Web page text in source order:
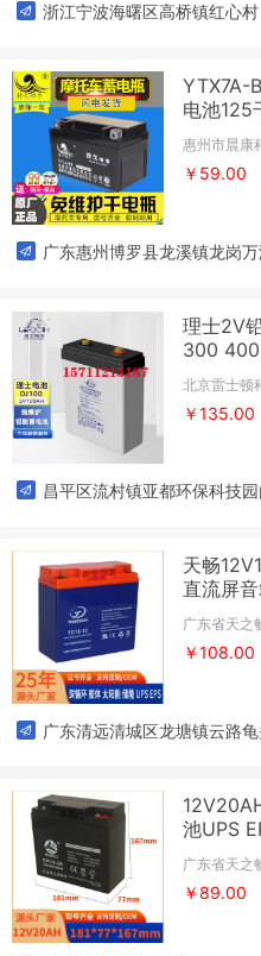
浙江宁波海曙区高桥镇红心村
YTX7A-
电池125
惠州市晨康
￥59.00
广东惠州博罗县龙溪镇龙岗
理士2V
300 400
北京雷士顿
￥135.00
昌平区流村镇亚都环保科技园
天畅
直流屏
广东省天之
￥108.00
广东清远清城区龙塘镇云路
池UPS
广东省天之
￥89.00